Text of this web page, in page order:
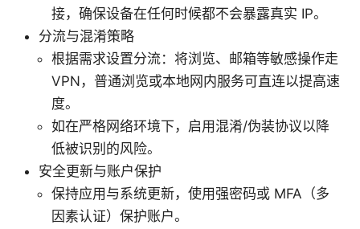
接，确保设备在任何时候都不会暴露真实 IP。
分流与混淆策略
根据需求设置分流：将浏览、邮箱等敏感操作走
VPN，普通浏览或本地网内服务可直连以提高速
度。
如在严格网络环境下，启用混淆/伪装协议以降
低被识别的风险。
安全更新与账户保护
保持应用与系统更新，使用强密码或 MFA（多
因素认证）保护账户。